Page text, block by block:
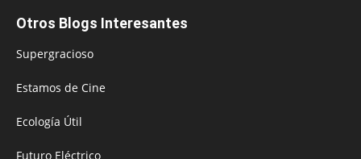
Otros Blogs Interesantes
Supergracioso
Estamos de Cine
Ecología Útil
Futuro Eléctrico